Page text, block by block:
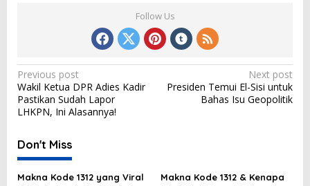
Follow Us
P
o
s
t
n
a
Previous post
Wakil Ketua DPR Adies Kadir
Pastikan Sudah Lapor
LHKPN, Ini Alasannya!
Next post
Presiden Temui El-Sisi untuk
Bahas Isu Geopolitik
Don't Miss
Makna Kode 1312 yang Viral
Makna Kode 1312 & Kenapa